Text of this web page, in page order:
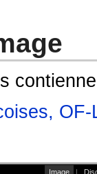
OF-
Image |